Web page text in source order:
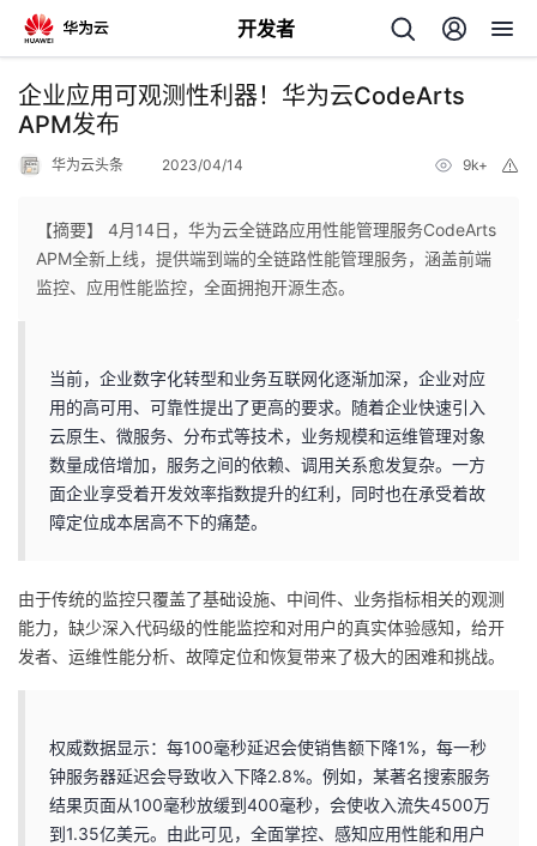
开发者
返
回
个
我
博
客
的
论
我
的
我
者
我
支
我
的
我
企业应用可观测性利器！华为云CodeArts
APM发布
华为云头条 2023/04/14 9k+
【摘要】 4月14日，华为云全链路应用性能管理服务CodeArts
APM全新上线，提供端到端的全链路性能管理服务，涵盖前端
监控、应用性能监控，全面拥抱开源生态。
当前，企业数字化转型和业务互联网化逐渐加深，企业对应
用的高可用、可靠性提出了更高的要求。随着企业快速引入
云原生、微服务、分布式等技术，业务规模和运维管理对象
数量成倍增加，服务之间的依赖、调用关系愈发复杂。一方
面企业享受着开发效率指数提升的红利，同时也在承受着故
障定位成本居高不下的痛楚。
由于传统的监控只覆盖了基础设施、中间件、业务指标相关的观测
能力，缺少深入代码级的性能监控和对用户的真实体验感知，给开
发者、运维性能分析、故障定位和恢复带来了极大的困难和挑战。
权威数据显示：每100毫秒延迟会使销售额下降1%，每一秒
钟服务器延迟会导致收入下降2.8%。例如，某著名搜索服务
结果页面从100毫秒放缓到400毫秒，会使收入流失4500万
到1.35亿美元。由此可见，全面掌控、感知应用性能和用户